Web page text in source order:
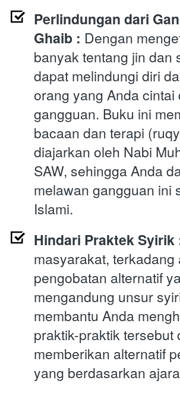
Perlindungan dari
Ghaib : Dengan
banyak tentang jin dan
dapat melindungi diri
orang yang Anda cintai
gangguan. Buku ini
bacaan dan terapi
diajarkan oleh Nabi
SAW, sehingga Anda
melawan gangguan ini
Islami.
Hindari Praktek Syirik
masyarakat, terkadang
pengobatan alternatif
mengandung unsur
membantu Anda
praktik-praktik tersebut
memberikan alternatif
yang berdasarkan